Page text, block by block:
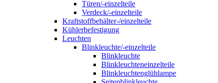
Türen/-einzelteile
Verdeck/-einzelteile
Kraftstoffbehälter-/einzelteile
Kühlerbefestigung
Leuchten
Blinkleuchte/-einzelteile
Blinkleuchte
Blinkleuchteneinzelteile
Blinkleuchtenglühlampe